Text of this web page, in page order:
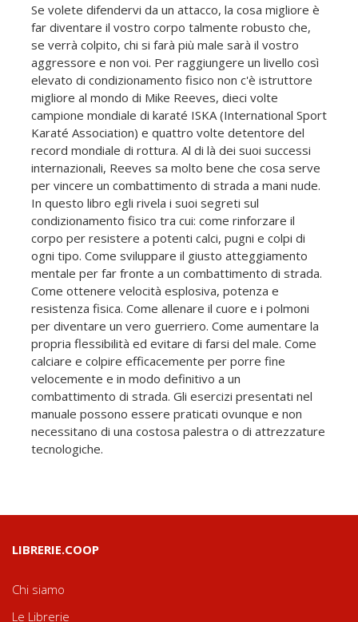
Se volete difendervi da un attacco, la cosa migliore è
far diventare il vostro corpo talmente robusto che,
se verrà colpito, chi si farà più male sarà il vostro
aggressore e non voi. Per raggiungere un livello così
elevato di condizionamento fisico non c'è istruttore
migliore al mondo di Mike Reeves, dieci volte
campione mondiale di karaté ISKA (International Sport
Karaté Association) e quattro volte detentore del
record mondiale di rottura. Al di là dei suoi successi
internazionali, Reeves sa molto bene che cosa serve
per vincere un combattimento di strada a mani nude.
In questo libro egli rivela i suoi segreti sul
condizionamento fisico tra cui: come rinforzare il
corpo per resistere a potenti calci, pugni e colpi di
ogni tipo. Come sviluppare il giusto atteggiamento
mentale per far fronte a un combattimento di strada.
Come ottenere velocità esplosiva, potenza e
resistenza fisica. Come allenare il cuore e i polmoni
per diventare un vero guerriero. Come aumentare la
propria flessibilità ed evitare di farsi del male. Come
calciare e colpire efficacemente per porre fine
velocemente e in modo definitivo a un
combattimento di strada. Gli esercizi presentati nel
manuale possono essere praticati ovunque e non
necessitano di una costosa palestra o di attrezzature
tecnologiche.
LIBRERIE.COOP
Chi siamo
Le Librerie